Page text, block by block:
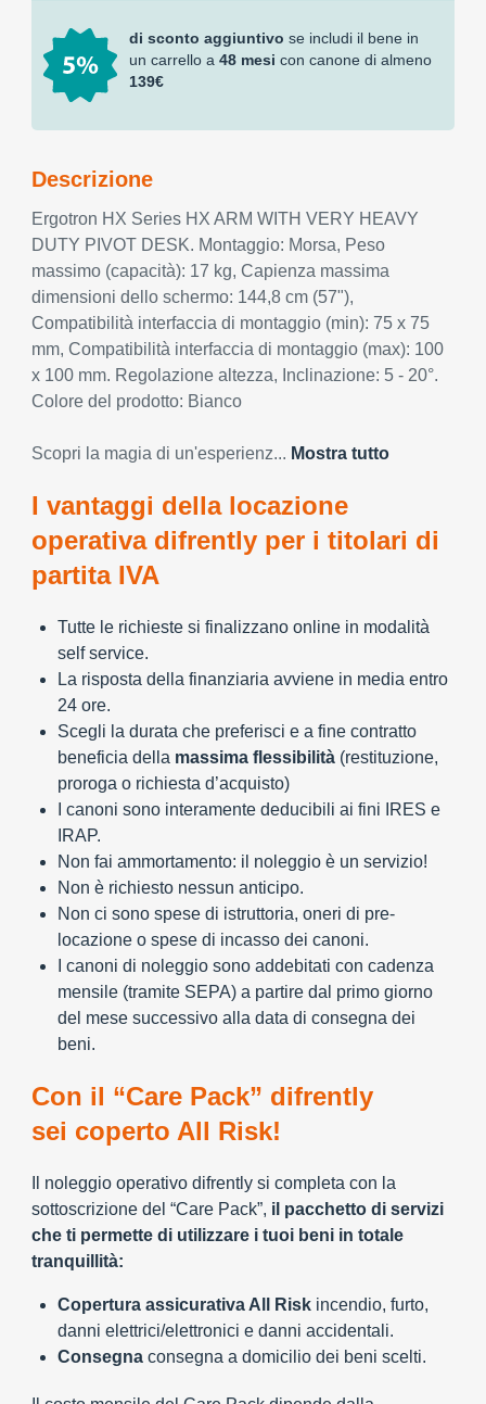
di sconto aggiuntivo se includi il bene in
un carrello a 48 mesi con canone di almeno
139€
Descrizione
Ergotron HX Series HX ARM WITH VERY HEAVY
DUTY PIVOT DESK. Montaggio: Morsa, Peso
massimo (capacità): 17 kg, Capienza massima
dimensioni dello schermo: 144,8 cm (57"),
Compatibilità interfaccia di montaggio (min): 75 x 75
mm, Compatibilità interfaccia di montaggio (max): 100
x 100 mm. Regolazione altezza, Inclinazione: 5 - 20°.
Colore del prodotto: Bianco
Scopri la magia di un'esperienz... Mostra tutto
I vantaggi della locazione
operativa difrently per i titolari di
partita IVA
Tutte le richieste si finalizzano online in modalità
self service.
La risposta della finanziaria avviene in media entro
24 ore.
Scegli la durata che preferisci e a fine contratto
beneficia della massima flessibilità (restituzione,
proroga o richiesta d’acquisto)
I canoni sono interamente deducibili ai fini IRES e
IRAP.
Non fai ammortamento: il noleggio è un servizio!
Non è richiesto nessun anticipo.
Non ci sono spese di istruttoria, oneri di pre-
locazione o spese di incasso dei canoni.
I canoni di noleggio sono addebitati con cadenza
mensile (tramite SEPA) a partire dal primo giorno
del mese successivo alla data di consegna dei
beni.
Con il “Care Pack” difrently
sei coperto All Risk!
Il noleggio operativo difrently si completa con la
sottoscrizione del “Care Pack”, il pacchetto di servizi
che ti permette di utilizzare i tuoi beni in totale
tranquillità:
Copertura assicurativa All Risk incendio, furto,
danni elettrici/elettronici e danni accidentali.
Consegna consegna a domicilio dei beni scelti.